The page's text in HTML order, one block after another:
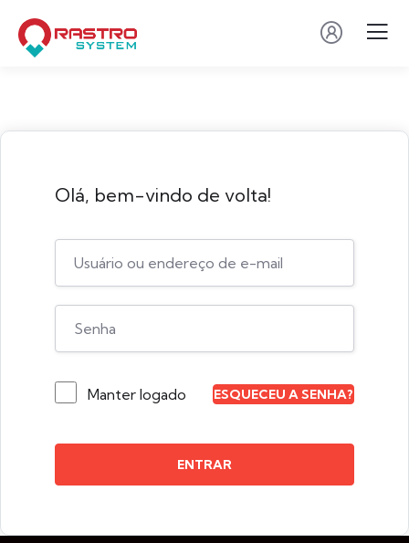
Olá, bem-vindo de volta!
Manter logado ESQUECEU A SENHA?
ENTRAR